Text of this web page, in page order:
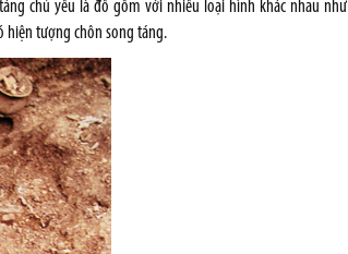
chủ yếu là đồ gốm với nhiều loại hình khác nhau như
hiện tượng chôn song táng.